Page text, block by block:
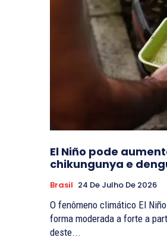
El Niño pode
chikungunya e
Brasil 24 De Julho De 2026
O fenômeno climático El
forma moderada a forte a
deste...